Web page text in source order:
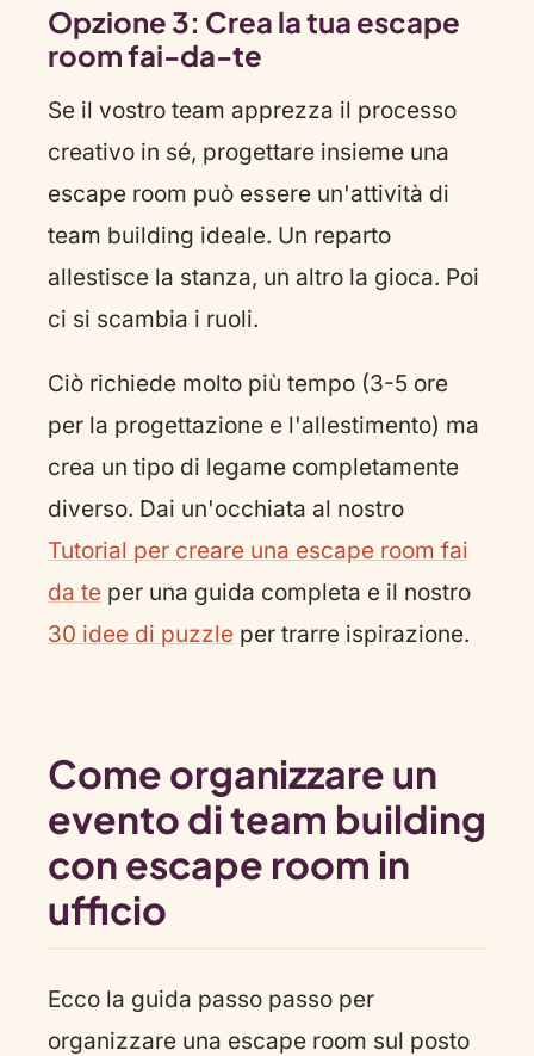
Opzione 3: Crea la tua escape
room fai-da-te
Se il vostro team apprezza il processo
creativo in sé, progettare insieme una
escape room può essere un'attività di
team building ideale. Un reparto
allestisce la stanza, un altro la gioca. Poi
ci si scambia i ruoli.
Ciò richiede molto più tempo (3-5 ore
per la progettazione e l'allestimento) ma
crea un tipo di legame completamente
diverso. Dai un'occhiata al nostro
Tutorial per creare una escape room fai
da te per una guida completa e il nostro
30 idee di puzzle per trarre ispirazione.
Come organizzare un
evento di team building
con escape room in
ufficio
Ecco la guida passo passo per
organizzare una escape room sul posto